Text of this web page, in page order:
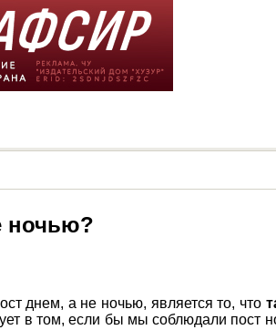
ночью?
днем, а не ночью, является то, что
в том, если бы мы соблюдали